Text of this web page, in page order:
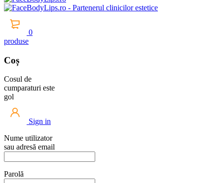
0
produse
Coș
Cosul de
cumparaturi este
gol
Sign in
Nume utilizator
sau adresă email
Parolă